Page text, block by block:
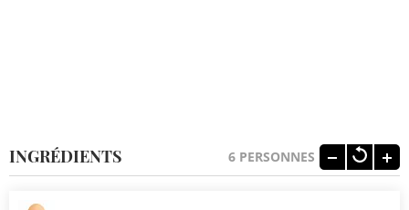
INGRÉDIENTS 6 PERSONNES